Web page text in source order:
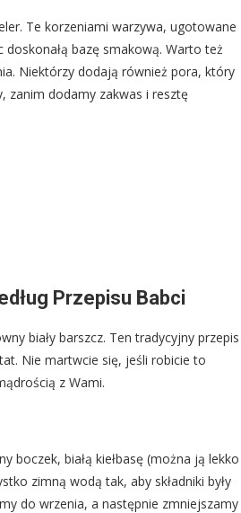
Te korzeniami warzywa, ugotowane
bazę smakową. Warto też
Niektórzy dodają również pora, który
zanim dodamy zakwas i resztę
Przepisu Babci
biały barszcz. Ten tradycyjny przepis
Nie martwcie się, jeśli robicie to
z Wami.
boczek, białą kiełbasę (można ją lekko
zimną wodą tak, aby składniki były
do wrzenia, a następnie zmniejszamy